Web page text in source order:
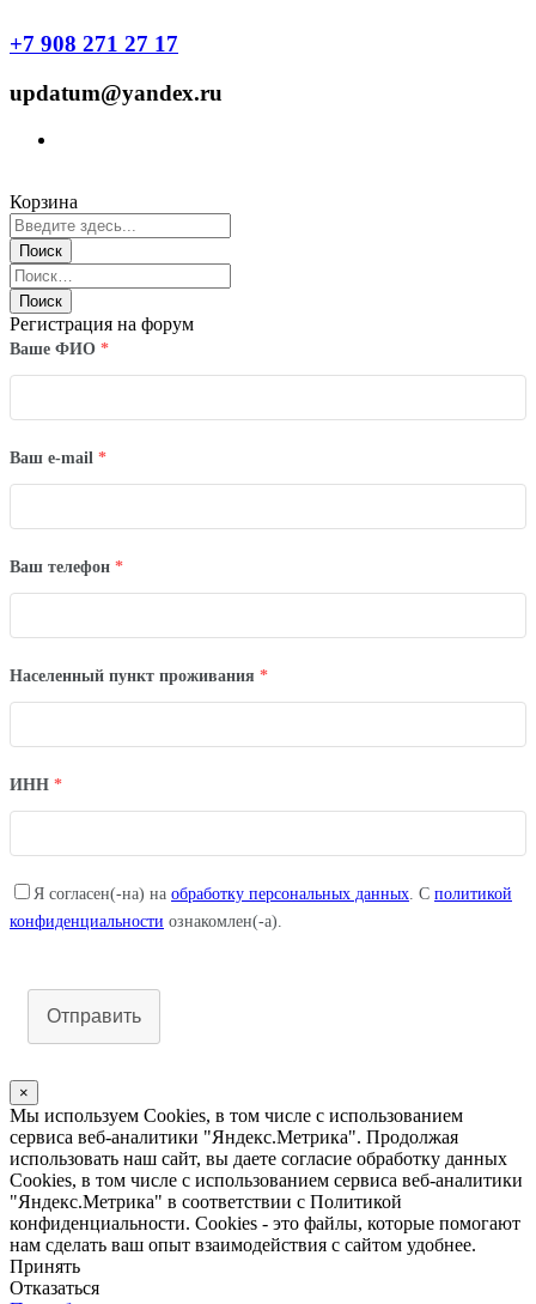
+7 908 271 27 17
updatum@yandex.ru
Корзина
Регистрация на форум
Ваше ФИО *
Ваш e-mail *
Ваш телефон *
Населенный пункт проживания *
ИНН *
Я согласен(-на) на обработку персональных данных . С политикой
конфиденциальности ознакомлен(-а).
Отправить
×
Мы используем Cookies, в том числе с использованием
сервиса веб-аналитики "Яндекс.Метрика". Продолжая
использовать наш сайт, вы даете согласие обработку данных
Cookies, в том числе с использованием сервиса веб-аналитики
"Яндекс.Метрика" в соответствии с Политикой
конфиденциальности. Cookies - это файлы, которые помогают
нам сделать ваш опыт взаимодействия с сайтом удобнее.
Принять
Отказаться